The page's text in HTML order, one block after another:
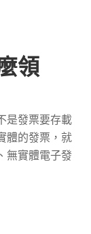
領
是發票要存載
體的發票，就
無實體電子發